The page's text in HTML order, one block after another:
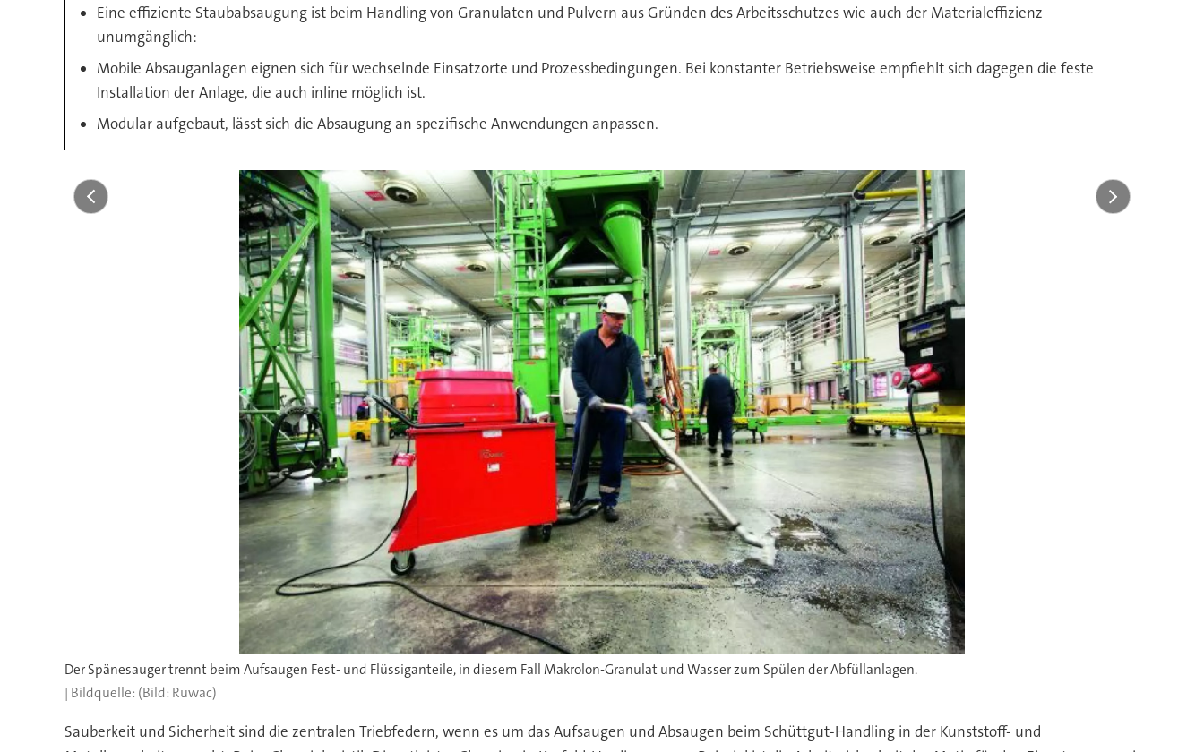
Eine effiziente Staubabsaugung ist beim Handling von Granulaten und Pulvern aus Gründen des Arbeitsschutzes wie auch der Materialeffizienz
unumgänglich:
Mobile Absauganlagen eignen sich für wechselnde Einsatzorte und Prozessbedingungen. Bei konstanter Betriebsweise empfiehlt sich dagegen die feste
Installation der Anlage, die auch inline möglich ist.
Modular aufgebaut, lässt sich die Absaugung an spezifische Anwendungen anpassen.
Der Spänesauger trennt beim Aufsaugen Fest- und Flüssiganteile, in diesem Fall Makrolon-Granulat und Wasser zum Spülen der Abfüllanlagen.
(Bild: Ruwac)
Sauberkeit und Sicherheit sind die zentralen Triebfedern, wenn es um das Aufsaugen und Absaugen beim Schüttgut-Handling in der Kunststoff- und